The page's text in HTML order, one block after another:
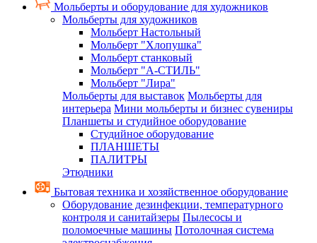
Мольберты и оборудование для художников
Мольберты для художников
Мольберт Настольный
Мольберт "Хлопушка"
Мольберт станковый
Мольберт "А-СТИЛЬ"
Мольберт "Лира"
Мольберты для выставок Мольберты для
интерьера Мини мольберты и бизнес сувениры
Планшеты и студийное оборудование
Студийное оборудование
ПЛАНШЕТЫ
ПАЛИТРЫ
Этюдники
Бытовая техника и хозяйственное оборудование
Оборудование дезинфекции, температурного
контроля и санитайзеры Пылесосы и
поломоечные машины Потолочная система